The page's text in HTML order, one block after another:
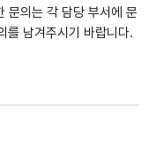
문의는 각 담당 부서에 문
를 남겨주시기 바랍니다.